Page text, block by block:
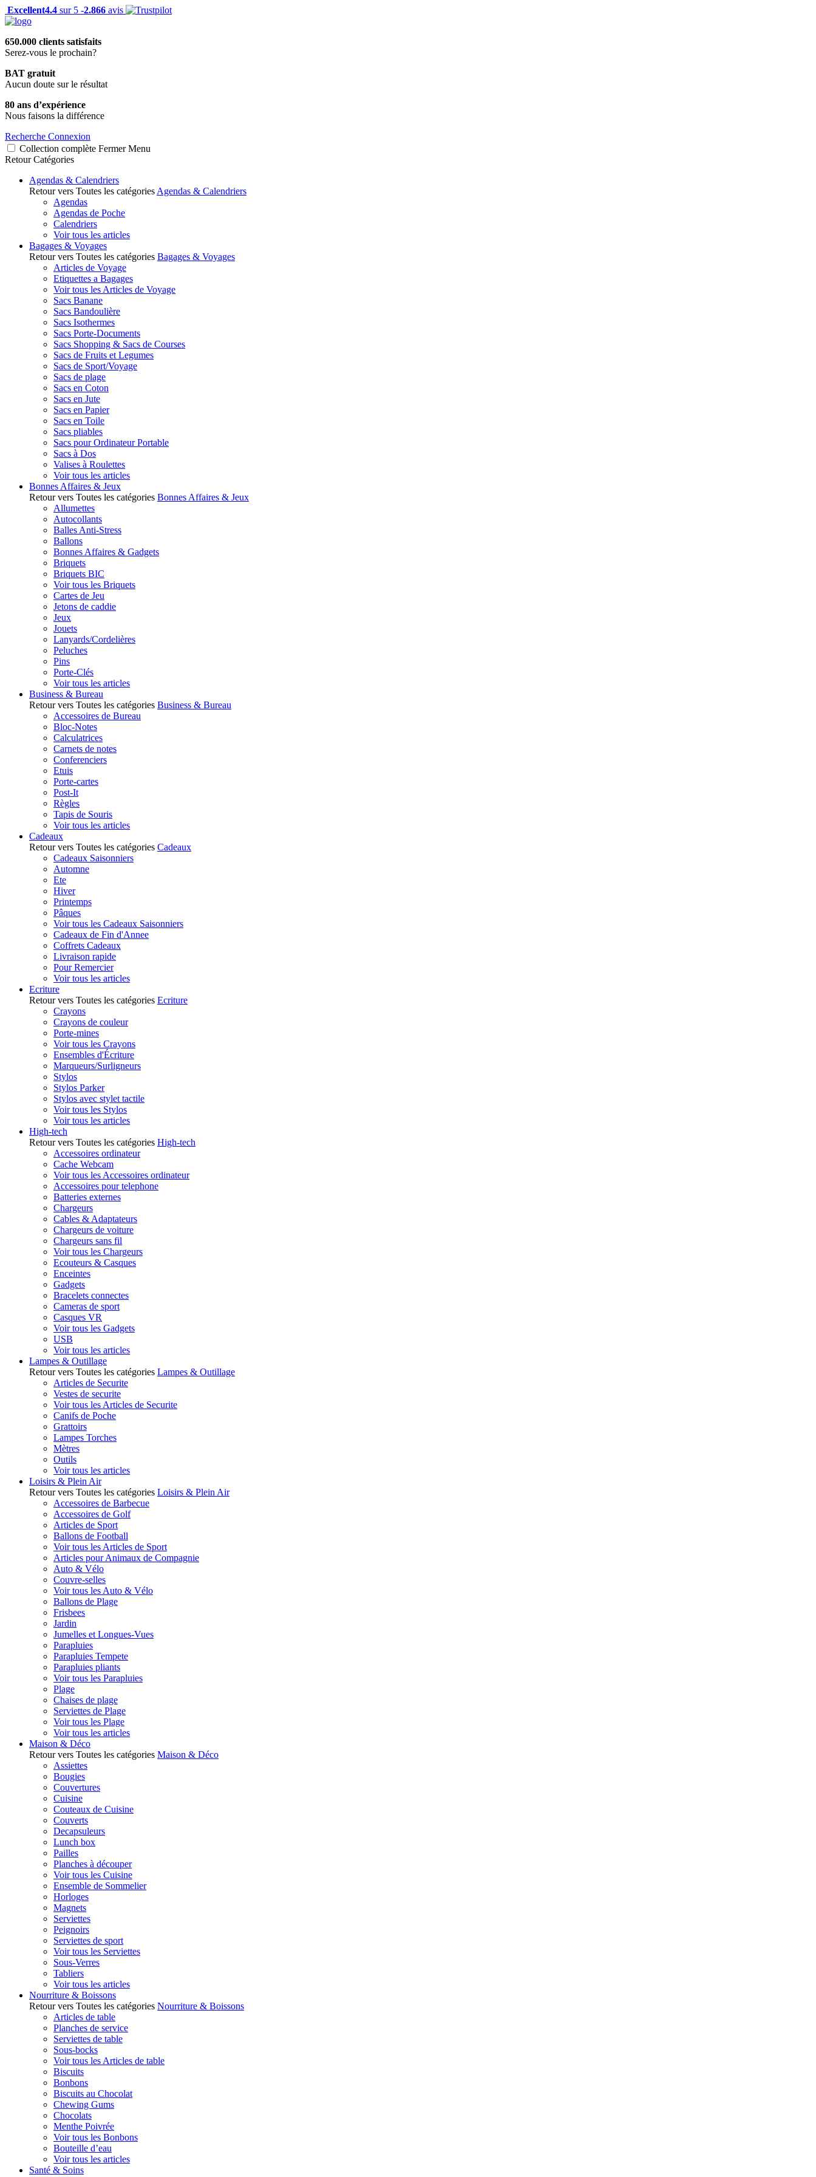
Excellent4.4 sur 5 -2.866 avis
650.000 clients satisfaits
Serez-vous le prochain?
BAT gratuit
Aucun doute sur le résultat
80 ans d’expérience
Nous faisons la différence
Recherche Connexion
Collection complète Fermer Menu
Retour Catégories
Agendas & Calendriers
Retour vers Toutes les catégories Agendas & Calendriers
Agendas
Agendas de Poche
Calendriers
Voir tous les articles
Bagages & Voyages
Retour vers Toutes les catégories Bagages & Voyages
Articles de Voyage
Etiquettes a Bagages
Voir tous les Articles de Voyage
Sacs Banane
Sacs Bandoulière
Sacs Isothermes
Sacs Porte-Documents
Sacs Shopping & Sacs de Courses
Sacs de Fruits et Legumes
Sacs de Sport/Voyage
Sacs de plage
Sacs en Coton
Sacs en Jute
Sacs en Papier
Sacs en Toile
Sacs pliables
Sacs pour Ordinateur Portable
Sacs à Dos
Valises à Roulettes
Voir tous les articles
Bonnes Affaires & Jeux
Retour vers Toutes les catégories Bonnes Affaires & Jeux
Allumettes
Autocollants
Balles Anti-Stress
Ballons
Bonnes Affaires & Gadgets
Briquets
Briquets BIC
Voir tous les Briquets
Cartes de Jeu
Jetons de caddie
Jeux
Jouets
Lanyards/Cordelières
Peluches
Pins
Porte-Clés
Voir tous les articles
Business & Bureau
Retour vers Toutes les catégories Business & Bureau
Accessoires de Bureau
Bloc-Notes
Calculatrices
Carnets de notes
Conferenciers
Etuis
Porte-cartes
Post-It
Règles
Tapis de Souris
Voir tous les articles
Cadeaux
Retour vers Toutes les catégories Cadeaux
Cadeaux Saisonniers
Automne
Ete
Hiver
Printemps
Pâques
Voir tous les Cadeaux Saisonniers
Cadeaux de Fin d'Annee
Coffrets Cadeaux
Livraison rapide
Pour Remercier
Voir tous les articles
Ecriture
Retour vers Toutes les catégories Ecriture
Crayons
Crayons de couleur
Porte-mines
Voir tous les Crayons
Ensembles d'Écriture
Marqueurs/Surligneurs
Stylos
Stylos Parker
Stylos avec stylet tactile
Voir tous les Stylos
Voir tous les articles
High-tech
Retour vers Toutes les catégories High-tech
Accessoires ordinateur
Cache Webcam
Voir tous les Accessoires ordinateur
Accessoires pour telephone
Batteries externes
Chargeurs
Cables & Adaptateurs
Chargeurs de voiture
Chargeurs sans fil
Voir tous les Chargeurs
Ecouteurs & Casques
Enceintes
Gadgets
Bracelets connectes
Cameras de sport
Casques VR
Voir tous les Gadgets
USB
Voir tous les articles
Lampes & Outillage
Retour vers Toutes les catégories Lampes & Outillage
Articles de Securite
Vestes de securite
Voir tous les Articles de Securite
Canifs de Poche
Grattoirs
Lampes Torches
Mètres
Outils
Voir tous les articles
Loisirs & Plein Air
Retour vers Toutes les catégories Loisirs & Plein Air
Accessoires de Barbecue
Accessoires de Golf
Articles de Sport
Ballons de Football
Voir tous les Articles de Sport
Articles pour Animaux de Compagnie
Auto & Vélo
Couvre-selles
Voir tous les Auto & Vélo
Ballons de Plage
Frisbees
Jardin
Jumelles et Longues-Vues
Parapluies
Parapluies Tempete
Parapluies pliants
Voir tous les Parapluies
Plage
Chaises de plage
Serviettes de Plage
Voir tous les Plage
Voir tous les articles
Maison & Déco
Retour vers Toutes les catégories Maison & Déco
Assiettes
Bougies
Couvertures
Cuisine
Couteaux de Cuisine
Couverts
Decapsuleurs
Lunch box
Pailles
Planches à découper
Voir tous les Cuisine
Ensemble de Sommelier
Horloges
Magnets
Serviettes
Peignoirs
Serviettes de sport
Voir tous les Serviettes
Sous-Verres
Tabliers
Voir tous les articles
Nourriture & Boissons
Retour vers Toutes les catégories Nourriture & Boissons
Articles de table
Planches de service
Serviettes de table
Sous-bocks
Voir tous les Articles de table
Biscuits
Bonbons
Biscuits au Chocolat
Chewing Gums
Chocolats
Menthe Poivrée
Voir tous les Bonbons
Bouteille d’eau
Voir tous les articles
Santé & Soins